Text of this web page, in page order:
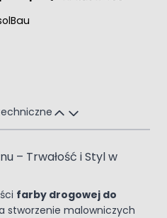
– Trwałość i Styl w
farby drogowej do
stworzenie malowniczych